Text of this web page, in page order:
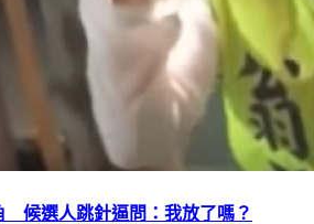
候選人跳針逼問：我放了嗎？